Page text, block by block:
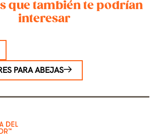
que también te podrían
interesar
PARA ABEJAS